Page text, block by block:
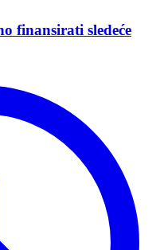
finansirati sledeće